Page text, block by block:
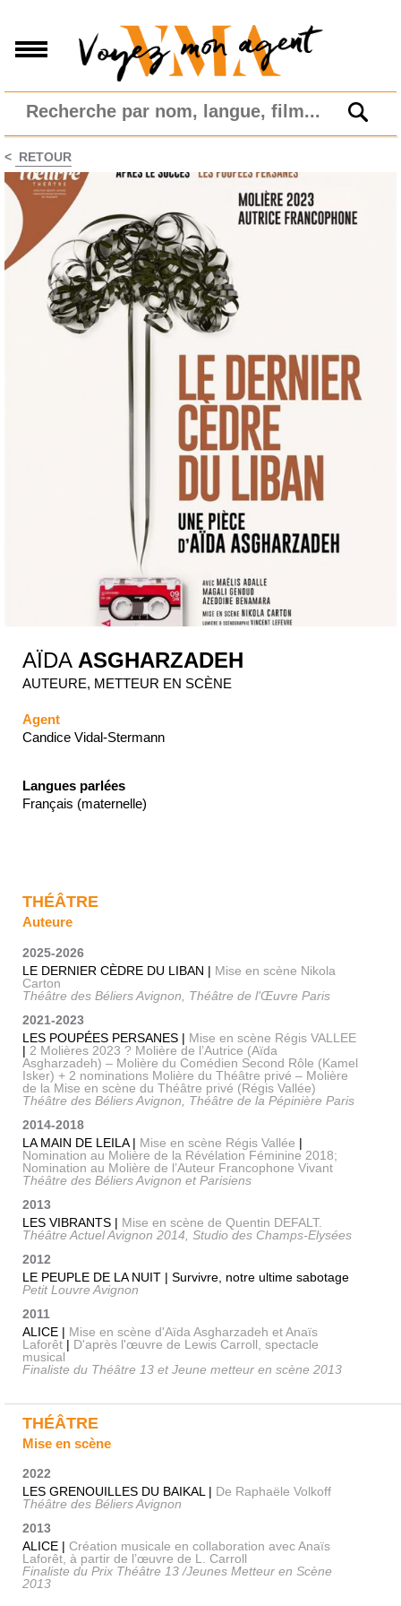
< RETOUR
AÏDA ASGHARZADEH
AUTEURE, METTEUR EN SCÈNE
Agent
Candice Vidal-Stermann
Langues parlées
Français (maternelle)
THÉÂTRE
Auteure
2025-2026
LE DERNIER CÈDRE DU LIBAN | Mise en scène Nikola
Carton
Théâtre des Béliers Avignon, Théâtre de l'Œuvre Paris
2021-2023
LES POUPÉES PERSANES | Mise en scène Régis VALLEE
| 2 Molières 2023 ? Molière de l’Autrice (Aïda
Asgharzadeh) – Molière du Comédien Second Rôle (Kamel
Isker) + 2 nominations Molière du Théâtre privé – Molière
de la Mise en scène du Théâtre privé (Régis Vallée)
Théâtre des Béliers Avignon, Théâtre de la Pépinière Paris
2014-2018
LA MAIN DE LEILA | Mise en scène Régis Vallée |
Nomination au Molière de la Révélation Féminine 2018;
Nomination au Molière de l’Auteur Francophone Vivant
Théâtre des Béliers Avignon et Parisiens
2013
LES VIBRANTS | Mise en scène de Quentin DEFALT.
Théâtre Actuel Avignon 2014, Studio des Champs-Elysées
2012
LE PEUPLE DE LA NUIT | Survivre, notre ultime sabotage
Petit Louvre Avignon
2011
ALICE | Mise en scène d'Aïda Asgharzadeh et Anaïs
Laforêt | D'après l'œuvre de Lewis Carroll, spectacle
musical
Finaliste du Théâtre 13 et Jeune metteur en scène 2013
THÉÂTRE
Mise en scène
2022
LES GRENOUILLES DU BAIKAL | De Raphaële Volkoff
Théâtre des Béliers Avignon
2013
ALICE | Création musicale en collaboration avec Anaïs
Laforêt, à partir de l’œuvre de L. Carroll
Finaliste du Prix Théâtre 13 /Jeunes Metteur en Scène
2013